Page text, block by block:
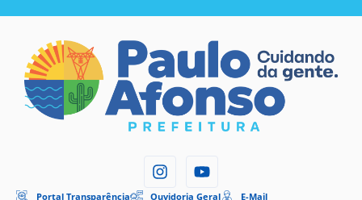
Portal Transparência Ouvidoria Geral E-Mail